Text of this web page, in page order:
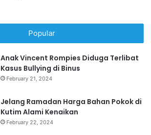
Popular
Anak Vincent Rompies Diduga Terlibat
Kasus Bullying di Binus
February 21, 2024
Jelang Ramadan Harga Bahan Pokok di
Kutim Alami Kenaikan
February 22, 2024